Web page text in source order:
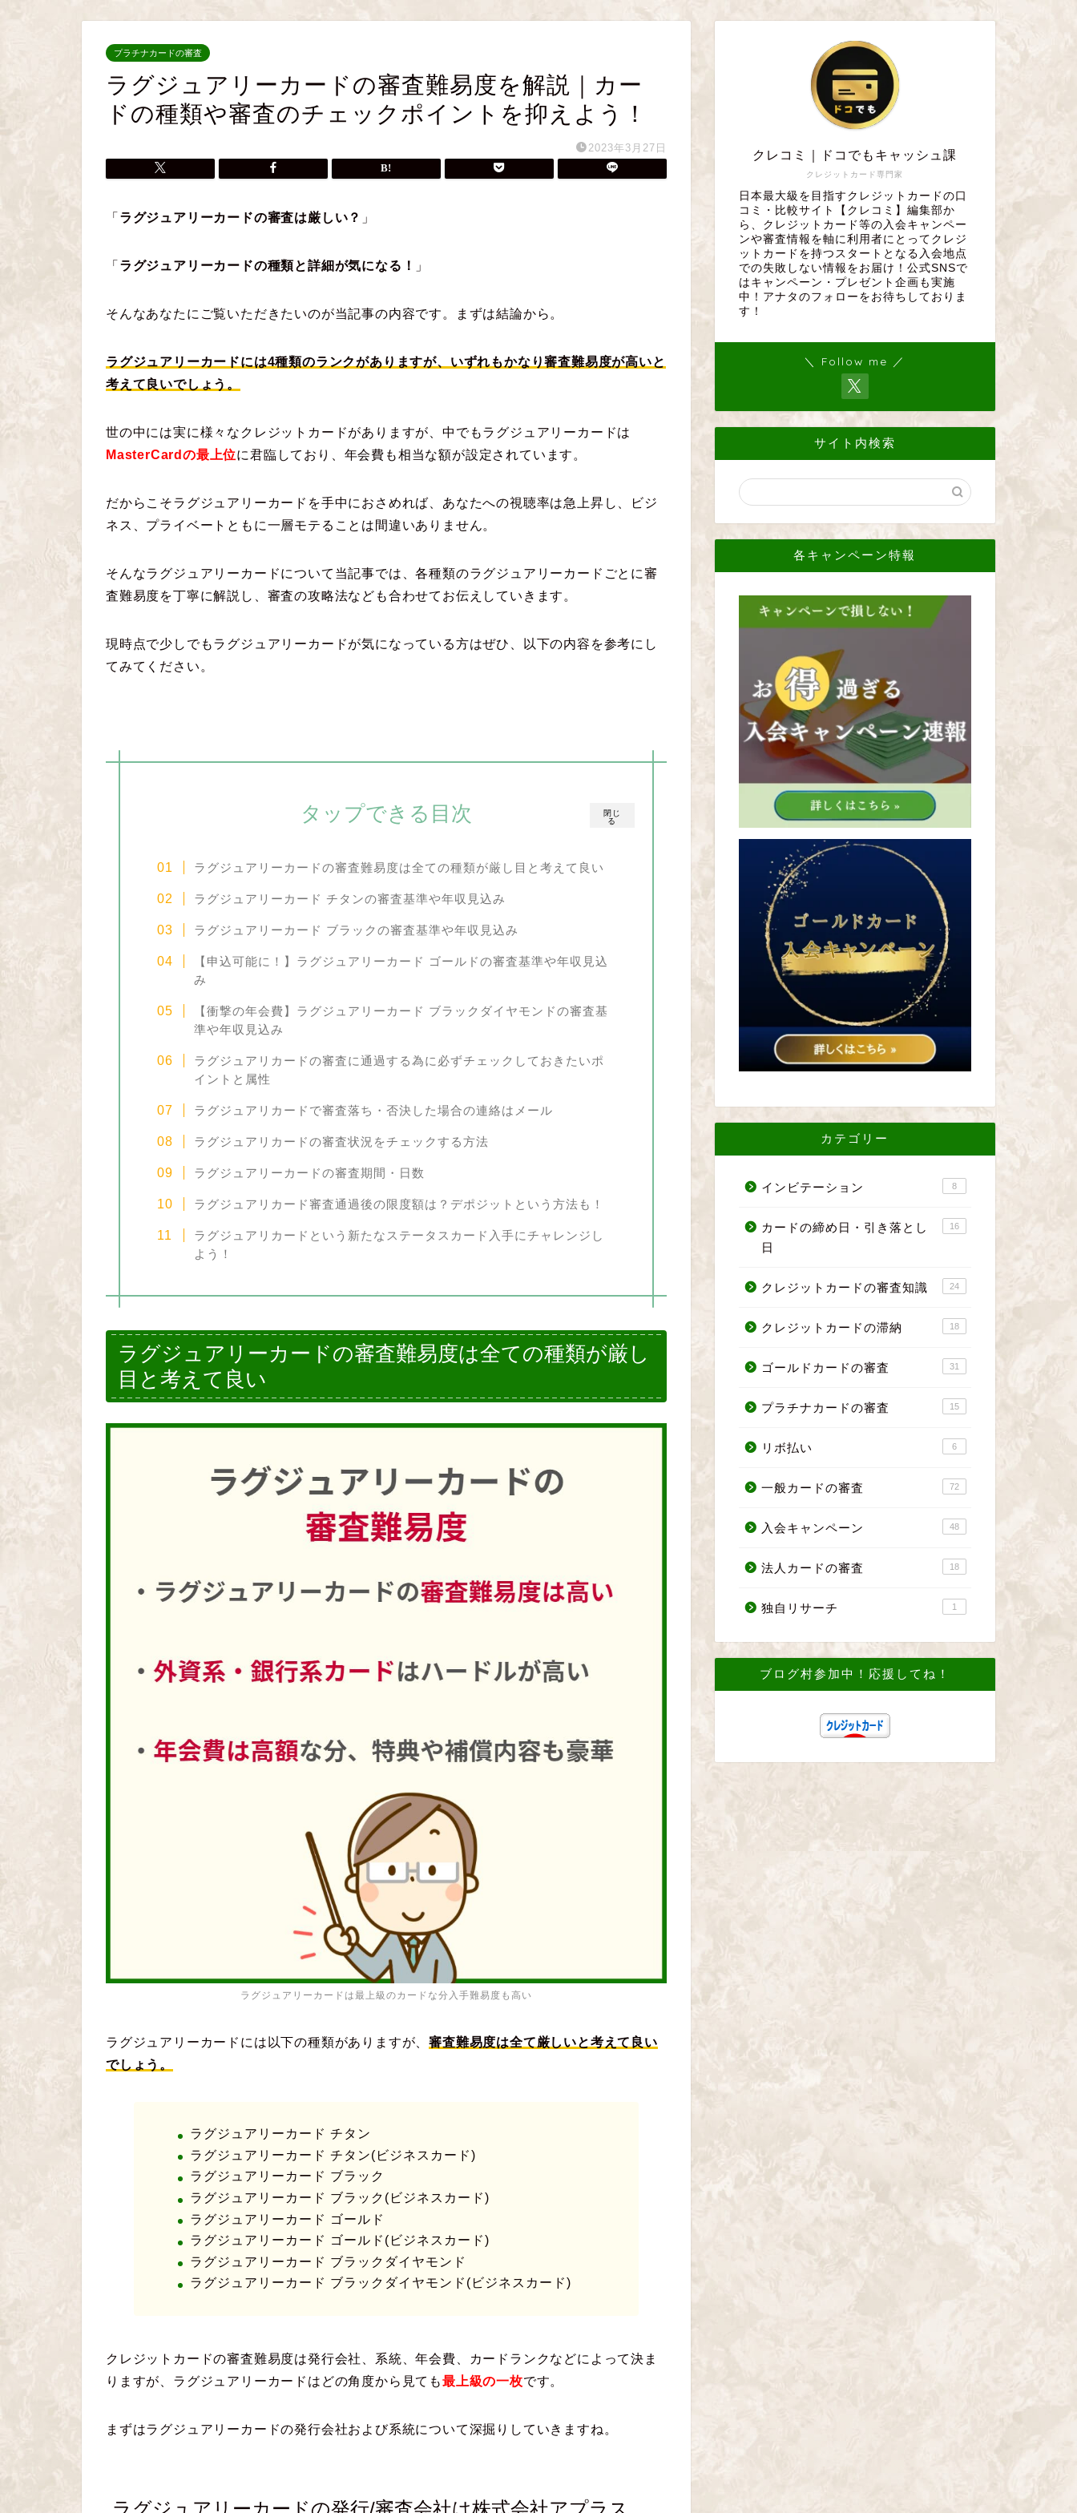
プラチナカードの審査
ラグジュアリーカードの審査難易度を解説｜カー
ドの種類や審査のチェックポイントを抑えよう！
2023年3月27日
「 ラグジュアリーカードの審査は厳しい？ 」
「 ラグジュアリーカードの種類と詳細が気になる！ 」
そんなあなたにご覧いただきたいのが当記事の内容です。まずは結論から。
ラグジュアリーカードには4種類のランクがありますが、いずれもかなり審査難易度が高いと
考えて良いでしょう。
世の中には実に様々なクレジットカードがありますが、中でもラグジュアリーカードは
MasterCardの最上位に君臨しており、年会費も相当な額が設定されています。
だからこそラグジュアリーカードを手中におさめれば、あなたへの視聴率は急上昇し、ビジ
ネス、プライベートともに一層モテることは間違いありません。
そんなラグジュアリーカードについて当記事では、各種類のラグジュアリーカードごとに審
査難易度を丁寧に解説し、審査の攻略法なども合わせてお伝えしていきます。
現時点で少しでもラグジュアリーカードが気になっている方はぜひ、以下の内容を参考にし
てみてください。
閉じ
る
タップできる目次
ラグジュアリーカードの審査難易度は全ての種類が厳し目と考えて良い
ラグジュアリーカード チタンの審査基準や年収見込み
ラグジュアリーカード ブラックの審査基準や年収見込み
【申込可能に！】ラグジュアリーカード ゴールドの審査基準や年収見込
み
【衝撃の年会費】ラグジュアリーカード ブラックダイヤモンドの審査基
準や年収見込み
ラグジュアリカードの審査に通過する為に必ずチェックしておきたいポ
イントと属性
ラグジュアリカードで審査落ち・否決した場合の連絡はメール
ラグジュアリカードの審査状況をチェックする方法
ラグジュアリーカードの審査期間・日数
ラグジュアリカード審査通過後の限度額は？デポジットという方法も！
ラグジュアリカードという新たなステータスカード入手にチャレンジし
よう！
ラグジュアリーカードの審査難易度は全ての種類が厳し
目と考えて良い
ラグジュアリーカードは最上級のカードな分入手難易度も高い
ラグジュアリーカードには以下の種類がありますが、審査難易度は全て厳しいと考えて良い
でしょう。
ラグジュアリーカード チタン
ラグジュアリーカード チタン(ビジネスカード)
ラグジュアリーカード ブラック
ラグジュアリーカード ブラック(ビジネスカード)
ラグジュアリーカード ゴールド
ラグジュアリーカード ゴールド(ビジネスカード)
ラグジュアリーカード ブラックダイヤモンド
ラグジュアリーカード ブラックダイヤモンド(ビジネスカード)
クレジットカードの審査難易度は発行会社、系統、年会費、カードランクなどによって決ま
りますが、ラグジュアリーカードはどの角度から見ても最上級の一枚です。
まずはラグジュアリーカードの発行会社および系統について深掘りしていきますね。
クレジットカード専門家
クレコミ｜ドコでもキャッシュ課
日本最大級を目指すクレジットカードの口
コミ・比較サイト【クレコミ】編集部か
ら、クレジットカード等の入会キャンペー
ンや審査情報を軸に利用者にとってクレジ
ットカードを持つスタートとなる入会地点
での失敗しない情報をお届け！公式SNSで
はキャンペーン・プレゼント企画も実施
中！アナタのフォローをお待ちしておりま
す！
＼ Follow me ／
サイト内検索
各キャンペーン特報
カテゴリー
インビテーション 8
カードの締め日・引き落とし
日
16
クレジットカードの審査知識 24
クレジットカードの滞納 18
ゴールドカードの審査 31
プラチナカードの審査 15
リボ払い 6
一般カードの審査 72
入会キャンペーン 48
法人カードの審査 18
独自リサーチ 1
ブログ村参加中！応援してね！